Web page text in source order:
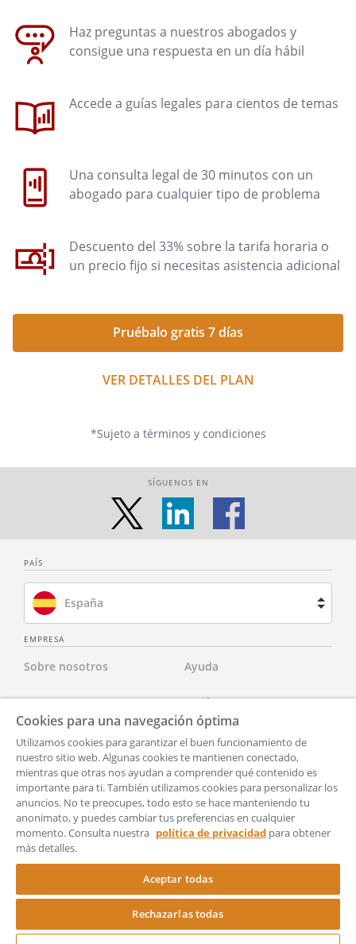
Haz preguntas a nuestros abogados y
consigue una respuesta en un día hábil
Accede a guías legales para cientos de temas
Una consulta legal de 30 minutos con un
abogado para cualquier tipo de problema
Descuento del 33% sobre la tarifa horaria o
un precio fijo si necesitas asistencia adicional
Pruébalo gratis 7 días
VER DETALLES DEL PLAN
*Sujeto a términos y condiciones
SÍGUENOS EN
PAÍS
España
Francia
Reino Unido
Estados Unidos
EMPRESA
Sobre nosotros
Contacta con nosotros
Para abogados
Para socios
Para Prensa
Condiciones generales de
uso
Ayuda
Tarifas
Aviso Legal
Política de Privacidad
Accesibilidad
Copyright © 2024 Rocket Lawyer
Cookies para una navegación óptima
Utilizamos cookies para garantizar el buen funcionamiento de
nuestro sitio web. Algunas cookies te mantienen conectado,
mientras que otras nos ayudan a comprender qué contenido es
importante para ti. También utilizamos cookies para personalizar los
anuncios. No te preocupes, todo esto se hace manteniendo tu
anonimato, y puedes cambiar tus preferencias en cualquier
momento. Consulta nuestra política de privacidad para obtener
más detalles.
Aceptar todas
Rechazarlas todas